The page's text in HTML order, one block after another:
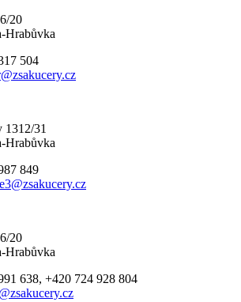
20
Hrabůvka
504
1312/31
Hrabůvka
849
20
Hrabůvka
638, +420 724 928 804